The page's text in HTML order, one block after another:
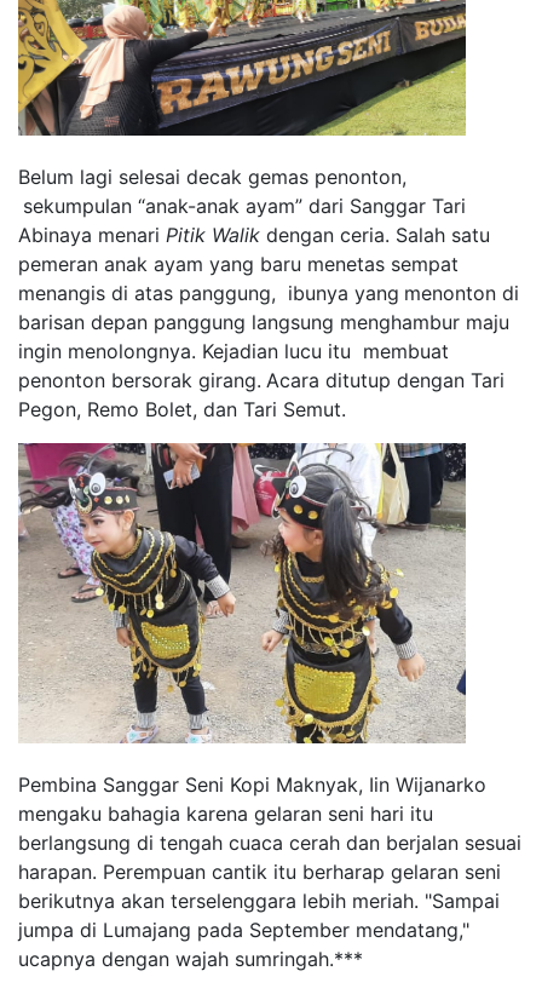
Belum lagi selesai decak gemas penonton,
sekumpulan “anak-anak ayam” dari Sanggar Tari
Abinaya menari Pitik Walik dengan ceria. Salah satu
pemeran anak ayam yang baru menetas sempat
menangis di atas panggung, ibunya yang menonton di
barisan depan panggung langsung menghambur maju
ingin menolongnya. Kejadian lucu itu membuat
penonton bersorak girang. Acara ditutup dengan Tari
Pegon, Remo Bolet, dan Tari Semut.
Pembina Sanggar Seni Kopi Maknyak, Iin Wijanarko
mengaku bahagia karena gelaran seni hari itu
berlangsung di tengah cuaca cerah dan berjalan sesuai
harapan. Perempuan cantik itu berharap gelaran seni
berikutnya akan terselenggara lebih meriah. "Sampai
jumpa di Lumajang pada September mendatang,"
ucapnya dengan wajah sumringah.***